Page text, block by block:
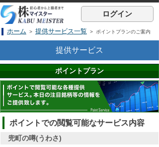
ログイン
ホーム > 提供サービス一覧 > ポイントプランのご案内
提供サービス
ポイントプラン
ポイントでの閲覧可能なサービス内容
兜町の噂(うわさ)